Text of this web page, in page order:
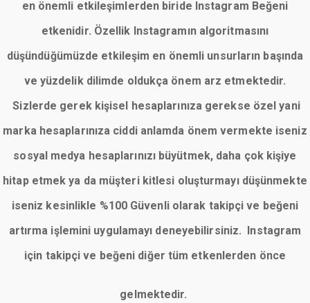
en önemli etkileşimlerden biride Instagram Beğeni
etkenidir. Özellik Instagramın algoritmasını
düşündüğümüzde etkileşim en önemli unsurların başında
ve yüzdelik dilimde oldukça önem arz etmektedir.
Sizlerde gerek kişisel hesaplarınıza gerekse özel yani
marka hesaplarınıza ciddi anlamda önem vermekte iseniz
sosyal medya hesaplarınızı büyütmek, daha çok kişiye
hitap etmek ya da müşteri kitlesi oluşturmayı düşünmekte
iseniz kesinlikle %100 Güvenli olarak takipçi ve beğeni
artırma işlemini uygulamayı deneyebilirsiniz. Instagram
için takipçi ve beğeni diğer tüm etkenlerden önce
gelmektedir.